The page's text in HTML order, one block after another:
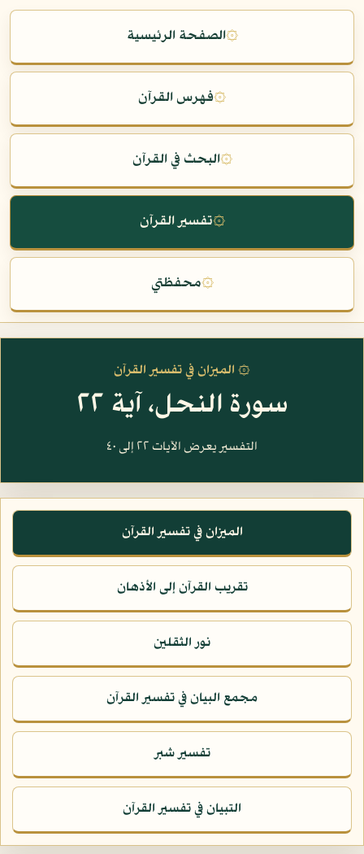
۞الصفحة الرئيسية
۞فهرس القرآن
۞البحث في القرآن
۞تفسير القرآن
۞محفظتي
۞ الميزان في تفسير القرآن
سورة النحل، آية ٢٢
التفسير يعرض الآيات ٢٢ إلى ٤٠
الميزان في تفسير القرآن
تقريب القرآن إلى الأذهان
نور الثقلين
مجمع البيان في تفسير القرآن
تفسير شبر
التبيان في تفسير القرآن